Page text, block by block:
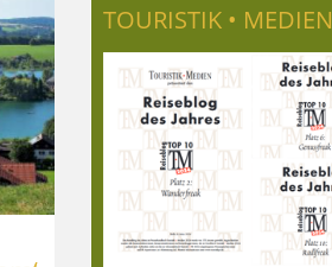
TOURISTIK • MEDIEN